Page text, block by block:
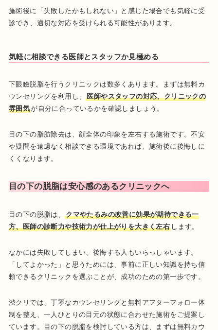
施術後に「失敗したかもしれない」と感じた場合でも気軽に受
診でき、適切な対応を受けられる可能性があります。
気軽に相談できる医師とスタッフか見極める
下眼瞼脱脂を行うクリニックは数多くあります。まずは無料カ
ウンセリングを利用し、医師やスタッフの対応、クリニックの
雰囲気が自分に合っているかを確認しましょう。
目の下の脂肪除去は、顔全体の印象を左右する施術です。不安
や疑問を遠慮なく相談できる環境であれば、施術後に後悔しに
くくなります。
目の下の脱脂は安心感のあるクリニックへ
目の下の脱脂は、クマやたるみの改善に効果が期待できる一
方、医師の診断力や技術力が仕上がりを大きく左右 します。
なかには失敗してしまい、後悔する人もいらっしゃいます。
「してよかった」と思うためには、事前に正しい知識を持ち信
頼できるクリニックを選ぶことが、成功のための第一歩です。
渋クリでは、丁寧なカウンセリングと無料アフターフォロー体
制を整え、一人ひとりの目元の状態に合わせた施術をご提案し
ています。目の下の脱脂を検討している方は、まずは無料カウ